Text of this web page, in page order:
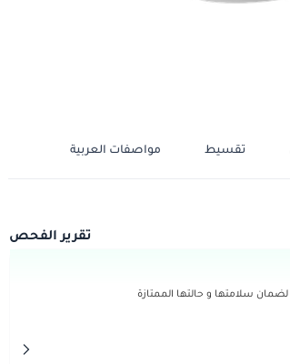
تقسيط مواصفات العربية
تقرير الفحص
سلامتها و حالتها الممتازة